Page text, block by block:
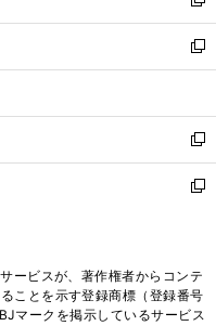
開
く
ウ
で
開
ン
ド
ウ
開
く
ウ
ィ
ン
ウ
で
開
く
新
し
い
ウ
ン
ド
ウ
で
新
し
ウ
ィ
ン
ド
く
新
し
い
ド
ウ
新
ィ
ン
ービスが、著作権者からコンテ
ことを示す登録商標（登録番号
マークを掲示しているサービス